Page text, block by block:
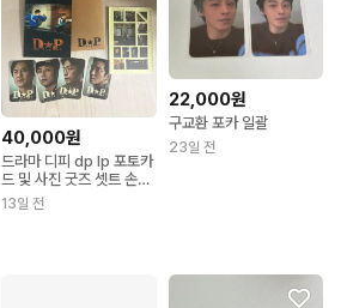
40,000원
드라마 디피 dp lp 포토카
드 및 사진 굿즈 셋트 손석
구 구교환 정해인
13일 전
22,000원
구교환 포카 일괄
23일 전